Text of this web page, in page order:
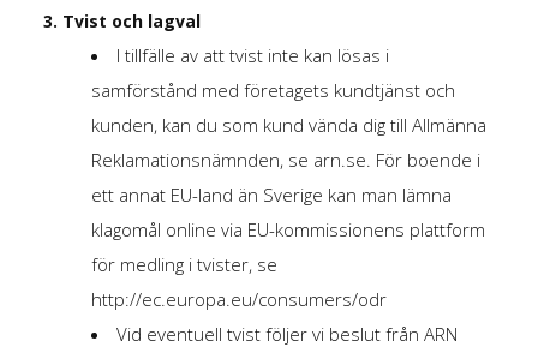
3. Tvist och lagval
I tillfälle av att tvist inte kan lösas i
samförstånd med företagets kundtjänst och
kunden, kan du som kund vända dig till Allmänna
Reklamationsnämnden, se arn.se. För boende i
ett annat EU-land än Sverige kan man lämna
klagomål online via EU-kommissionens plattform
för medling i tvister, se
http://ec.europa.eu/consumers/odr
Vid eventuell tvist följer vi beslut från ARN